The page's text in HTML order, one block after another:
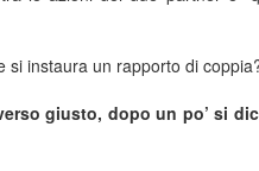
si instaura un rapporto di
giusto, dopo un po’ si